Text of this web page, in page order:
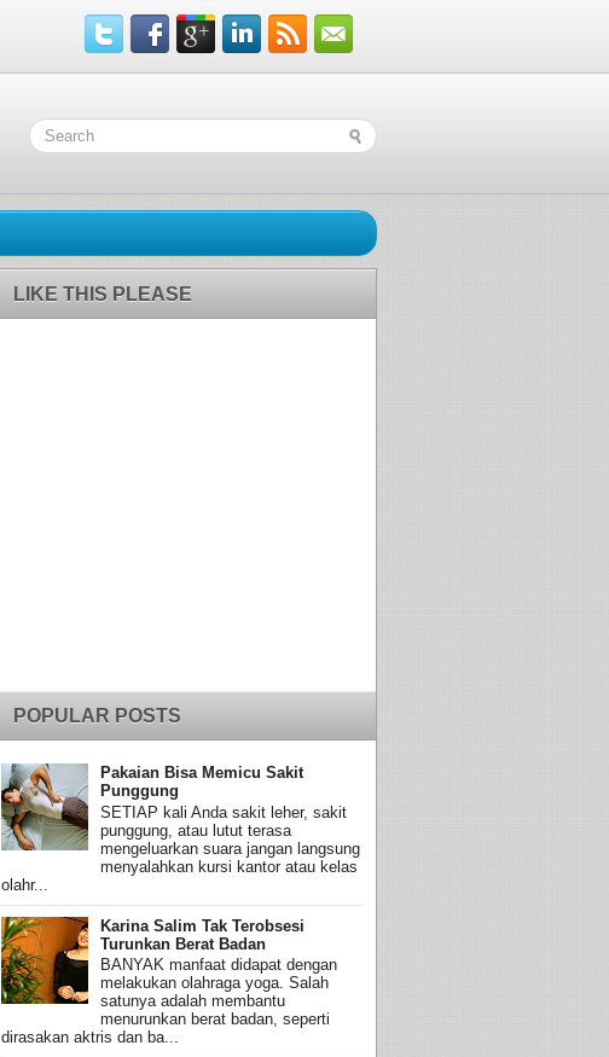
LIKE THIS PLEASE
POPULAR POSTS
Pakaian Bisa Memicu Sakit
Punggung
SETIAP kali Anda sakit leher, sakit
punggung, atau lutut terasa
mengeluarkan suara jangan langsung
menyalahkan kursi kantor atau kelas
olahr...
Karina Salim Tak Terobsesi
Turunkan Berat Badan
BANYAK manfaat didapat dengan
melakukan olahraga yoga. Salah
satunya adalah membantu
menurunkan berat badan, seperti
dirasakan aktris dan ba...